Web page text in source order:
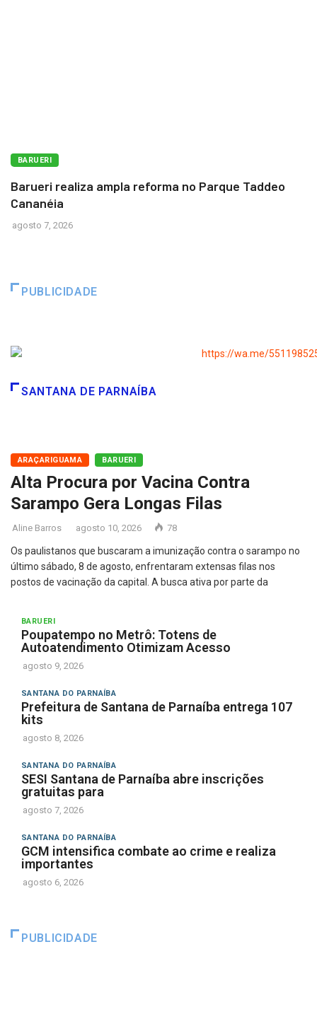
BARUERI
Barueri realiza ampla reforma no Parque Taddeo
Cananéia
agosto 7, 2026
PUBLICIDADE
SANTANA DE PARNAÍBA
ARAÇARIGUAMA BARUERI
Alta Procura por Vacina Contra
Sarampo Gera Longas Filas
Aline Barros agosto 10, 2026 78
Os paulistanos que buscaram a imunização contra o sarampo no
último sábado, 8 de agosto, enfrentaram extensas filas nos
postos de vacinação da capital. A busca ativa por parte da
BARUERI
Poupatempo no Metrô: Totens de
Autoatendimento Otimizam Acesso
agosto 9, 2026
SANTANA DO PARNAÍBA
Prefeitura de Santana de Parnaíba entrega 107
kits
agosto 8, 2026
SANTANA DO PARNAÍBA
SESI Santana de Parnaíba abre inscrições
gratuitas para
agosto 7, 2026
SANTANA DO PARNAÍBA
GCM intensifica combate ao crime e realiza
importantes
agosto 6, 2026
PUBLICIDADE